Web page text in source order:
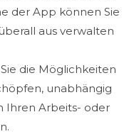
der App können Sie
aus verwalten
die Möglichkeiten
unabhängig
Ihren Arbeits- oder